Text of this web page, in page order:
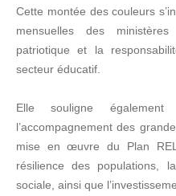
Cette montée des couleurs
mensuelles des
patriotique et la
secteur éducatif.
Elle souligne
l’accompagnement des
mise en œuvre du Plan
résilience des populations,
sociale, ainsi que